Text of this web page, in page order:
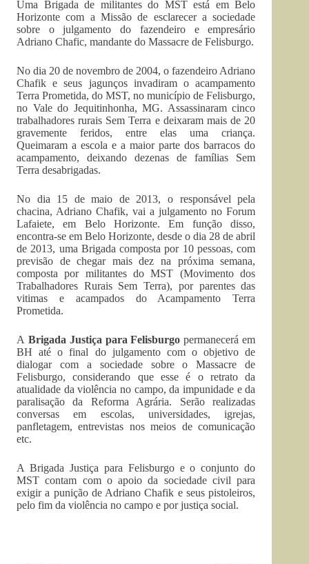
Uma Brigada de militantes do MST está em Belo
Horizonte com a Missão de esclarecer a sociedade
sobre o julgamento do fazendeiro e empresário
Adriano Chafic, mandante do Massacre de Felisburgo.
No dia 20 de novembro de 2004, o fazendeiro Adriano
Chafik e seus jagunços invadiram o acampamento
Terra Prometida, do MST, no município de Felisburgo,
no Vale do Jequitinhonha, MG. Assassinaram cinco
trabalhadores rurais Sem Terra e deixaram mais de 20
gravemente feridos, entre elas uma criança.
Queimaram a escola e a maior parte dos barracos do
acampamento, deixando dezenas de famílias Sem
Terra desabrigadas.
No dia 15 de maio de 2013, o responsável pela
chacina, Adriano Chafik, vai a julgamento no Forum
Lafaiete, em Belo Horizonte. Em função disso,
encontra-se em Belo Horizonte, desde o dia 28 de abril
de 2013, uma Brigada composta por 10 pessoas, com
previsão de chegar mais dez na próxima semana,
composta por militantes do MST (Movimento dos
Trabalhadores Rurais Sem Terra), por parentes das
vitimas e acampados do Acampamento Terra
Prometida.
A Brigada Justiça para Felisburgo permanecerá em
BH até o final do julgamento com o objetivo de
dialogar com a sociedade sobre o Massacre de
Felisburgo, considerando que esse é o retrato da
atualidade da violência no campo, da impunidade e da
paralisação da Reforma Agrária. Serão realizadas
conversas em escolas, universidades, igrejas,
panfletagem, entrevistas nos meios de comunicação
etc.
A Brigada Justiça para Felisburgo e o conjunto do
MST contam com o apoio da sociedade civil para
exigir a punição de Adriano Chafik e seus pistoleiros,
pelo fim da violência no campo e por justiça social.